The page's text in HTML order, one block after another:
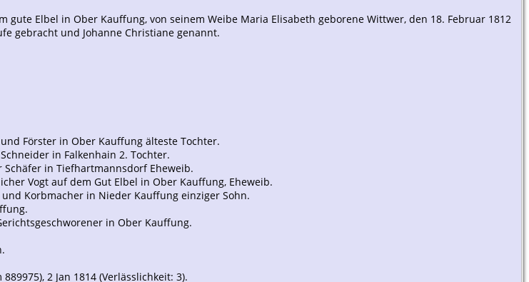
gute Elbel in Ober Kauffung, von seinem Weibe Maria Elisabeth geborene Wittwer, den 18. Februar 1812
gebracht und Johanne Christiane genannt.
Förster in Ober Kauffung älteste Tochter.
in Falkenhain 2. Tochter.
in Tiefhartmannsdorf Eheweib.
Vogt auf dem Gut Elbel in Ober Kauffung, Eheweib.
Korbmacher in Nieder Kauffung einziger Sohn.
in Ober Kauffung.
2 Jan 1814 (Verlässlichkeit: 3).